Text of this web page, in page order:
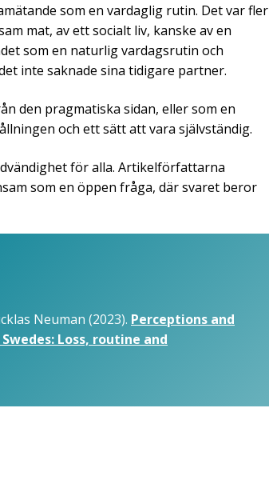
som en vardaglig rutin. Det var fler
mat, av ett socialt liv, kanske av en
som en naturlig vardagsrutin och
inte saknade sina tidigare partner.
den pragmatiska sidan, eller som en
och ett sätt att vara självständig.
för alla. Artikelförfattarna
som en öppen fråga, där svaret beror
Neuman (2023). Perceptions and
Loss, routine and